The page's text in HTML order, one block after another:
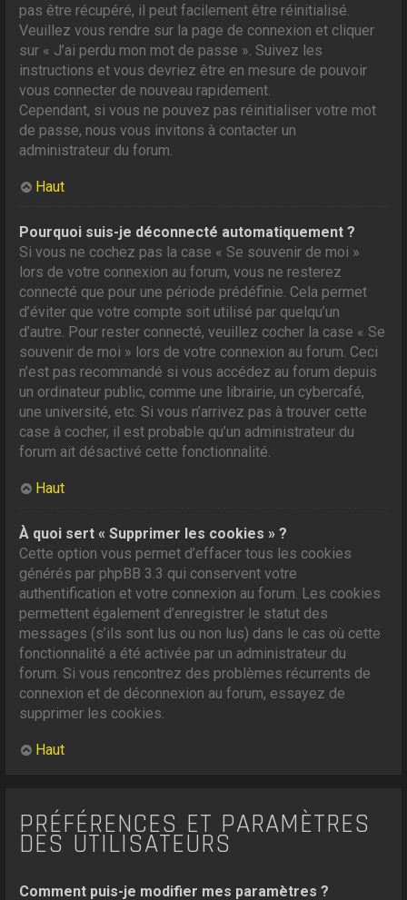
pas être récupéré, il peut facilement être réinitialisé.
Veuillez vous rendre sur la page de connexion et cliquer
sur « J’ai perdu mon mot de passe ». Suivez les
instructions et vous devriez être en mesure de pouvoir
vous connecter de nouveau rapidement.
Cependant, si vous ne pouvez pas réinitialiser votre mot
de passe, nous vous invitons à contacter un
administrateur du forum.
Haut
Pourquoi suis-je déconnecté automatiquement ?
Si vous ne cochez pas la case « Se souvenir de moi »
lors de votre connexion au forum, vous ne resterez
connecté que pour une période prédéfinie. Cela permet
d’éviter que votre compte soit utilisé par quelqu’un
d’autre. Pour rester connecté, veuillez cocher la case « Se
souvenir de moi » lors de votre connexion au forum. Ceci
n’est pas recommandé si vous accédez au forum depuis
un ordinateur public, comme une librairie, un cybercafé,
une université, etc. Si vous n’arrivez pas à trouver cette
case à cocher, il est probable qu’un administrateur du
forum ait désactivé cette fonctionnalité.
Haut
À quoi sert « Supprimer les cookies » ?
Cette option vous permet d’effacer tous les cookies
générés par phpBB 3.3 qui conservent votre
authentification et votre connexion au forum. Les cookies
permettent également d’enregistrer le statut des
messages (s’ils sont lus ou non lus) dans le cas où cette
fonctionnalité a été activée par un administrateur du
forum. Si vous rencontrez des problèmes récurrents de
connexion et de déconnexion au forum, essayez de
supprimer les cookies.
Haut
PRÉFÉRENCES ET PARAMÈTRES
DES UTILISATEURS
Comment puis-je modifier mes paramètres ?